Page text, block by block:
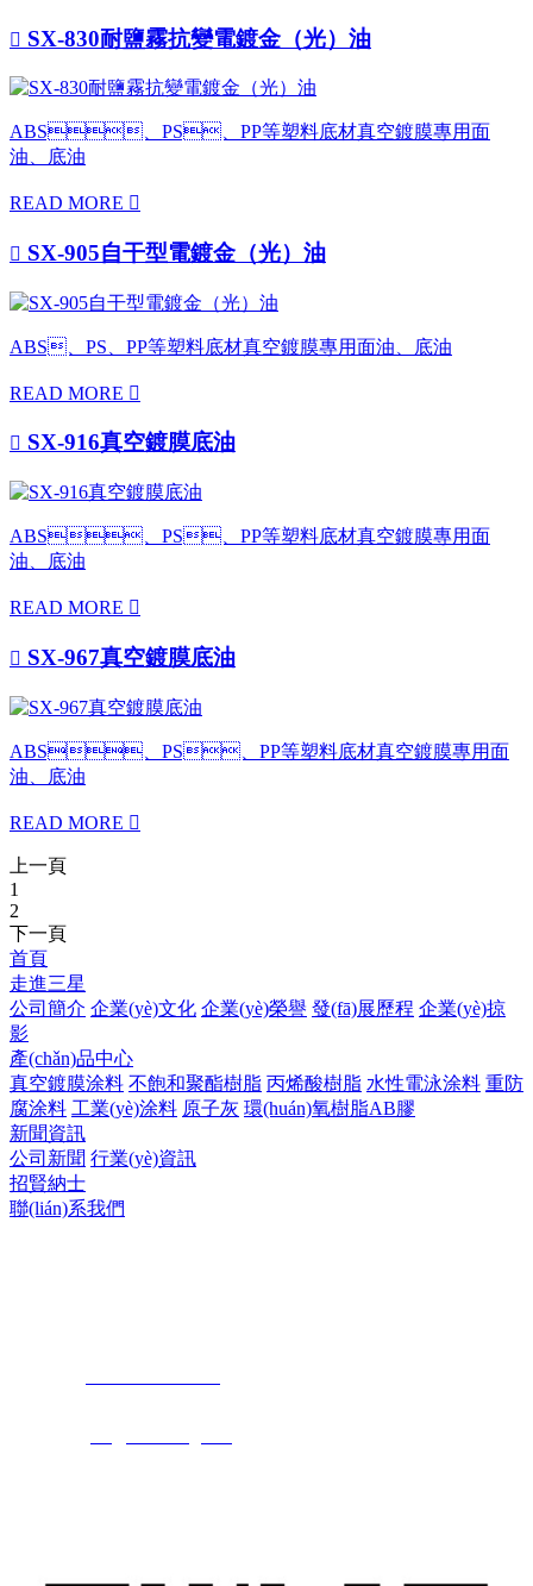
 SX-830耐鹽霧抗變電鍍金（光）油
ABS、PS、PP等塑料底材真空鍍膜專用面
油、底油
READ MORE 
 SX-905自干型電鍍金（光）油
ABS、PS、PP等塑料底材真空鍍膜專用面油、底油
READ MORE 
 SX-916真空鍍膜底油
ABS、PS、PP等塑料底材真空鍍膜專用面
油、底油
READ MORE 
 SX-967真空鍍膜底油
ABS、PS、PP等塑料底材真空鍍膜專用面
油、底油
READ MORE 
上一頁
1
2
下一頁
首頁
走進三星
公司簡介 企業(yè)文化 企業(yè)榮譽 發(fā)展歷程 企業(yè)掠
影
產(chǎn)品中心
真空鍍膜涂料 不飽和聚酯樹脂 丙烯酸樹脂 水性電泳涂料 重防
腐涂料 工業(yè)涂料 原子灰 環(huán)氧樹脂AB膠
新聞資訊
公司新聞 行業(yè)資訊
招賢納士
聯(lián)系我們